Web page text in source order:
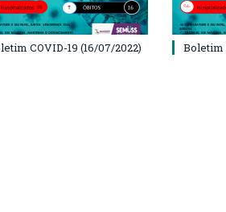
COVID-19 (16/07/2022) Boletim